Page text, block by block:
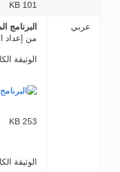
101 KB
عربي
البرنامج
من إعداد
الوثيقة
253 KB
الوثيقة